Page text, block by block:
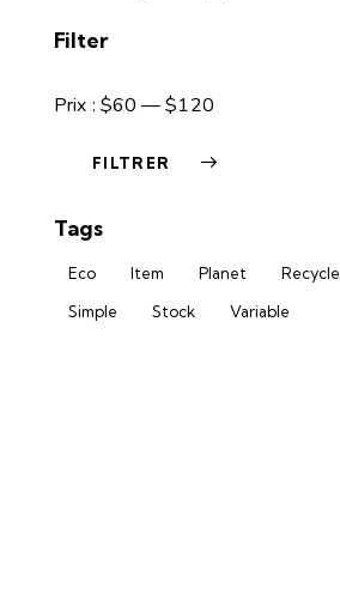
Filter
FILTRER
Prix : $60 —$120
Tags
Eco Item Planet Recycle
Simple
Stock Variable